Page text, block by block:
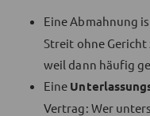
Eine Abmahnung
Streit ohne
weil dann häufig
Eine
Vertrag: Wer